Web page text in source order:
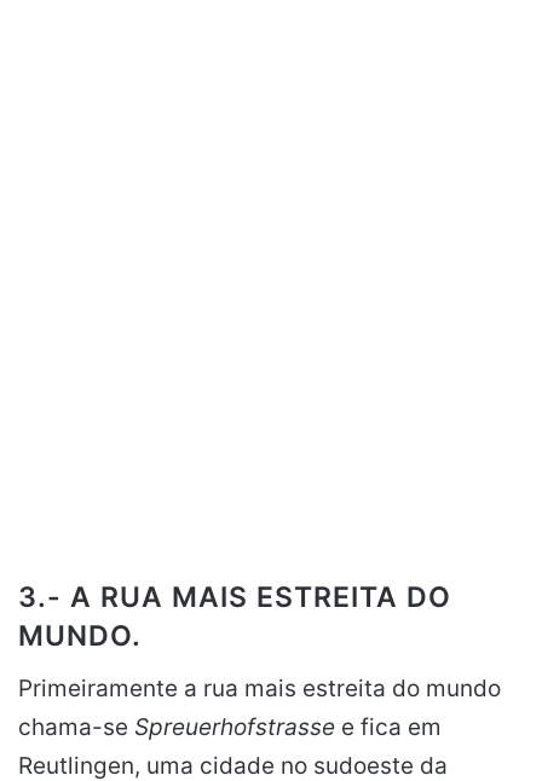
3.- A RUA MAIS ESTREITA DO
MUNDO.
Primeiramente a rua mais estreita do mundo
chama-se Spreuerhofstrasse e fica em
Reutlingen, uma cidade no sudoeste da